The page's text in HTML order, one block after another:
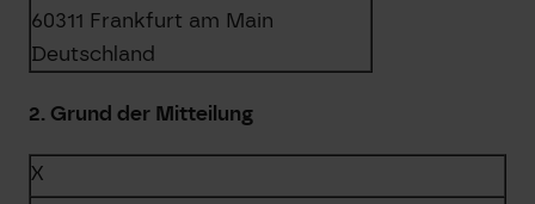
60311 Frankfurt am Main
Deutschland
2. Grund der Mitteilung
X